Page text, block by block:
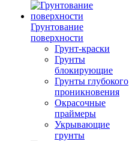
Грунтование
поверхности
Грунт-краски
Грунты
блокирующие
Грунты глубокого
проникновения
Окрасочные
праймеры
Укрывающие
грунты